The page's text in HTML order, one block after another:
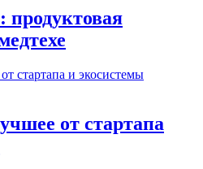
продуктовая
от стартапа